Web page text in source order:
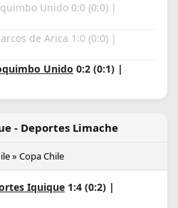
Unido 0:0 (0:0) |
de Arica 1:0 (0:0) |
Unido 0:2 (0:1) |
- Deportes Limache
» Copa Chile
Iquique 1:4 (0:2) |